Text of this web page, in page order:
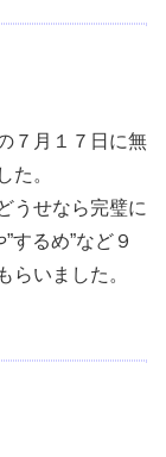
７月１７日に無
た。
うせなら完璧に
するめ”など９
らいました。